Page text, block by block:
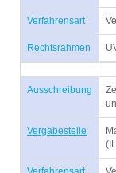
Verfahrensart
Rechtsrahmen
Ausschreibung
Vergabestelle